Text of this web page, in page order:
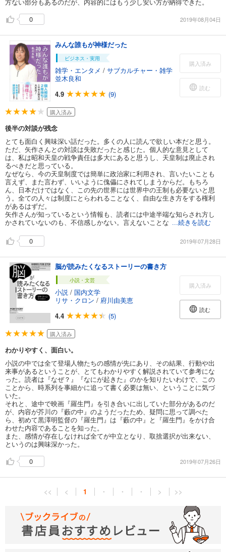
0
2019年08月04日
みんな誰もが神様だった
ビジネス・実用
雑学・エンタメ / サブカルチャー・雑学
並木良和
4.9
(9)
購入済み
読む
購入済み
後半の対談が残念
とても面白く興味深い話だった。多くの人に読んで欲しい本だと思う。
ただ、矢作さんとの対談は失敗だったと感じた。個人的な意見として
は、私は昭和天皇の戦争責任は多大にあると思うし、天皇制は廃止され
るべきだと思っている。
なぜなら、今の天皇制度では簡単に政治家に利用され、言いたいことも
言えず、また言わず、いいように傀儡にされてしまうからだ。もちろ
ん、日本だけではなく、この先の世界には世界中の王制も必要ないと思
う。全ての人々は制度にとらわれることなく、自由な生き方をする権利
があるはずだ。
矢作さんが知っているという情報も、読者には中途半端な知らされ方し
かされていないのも、不信感しかない。言えないことな ...続きを読む
0 2019年07月28日
脳が読みたくなるストーリーの書き方
小説・文芸
小説 / 国内文学
リサ・クロン / 府川由美恵
4.4
(5)
購入済み
読む
購入済み
わかりやすく、面白い。
小説の中では全て登場人物たちの感情が先にあり、その結果、行動や出
来事があるということが、とてもわかりやすく解説されていて参考にな
った。読者は『なぜ？』『なにが起きた』のかを知りたいわけで、この
ことから、時系列を事細かに追って書く必要は無い、ということに気づ
いた。
それと、途中で映画『羅生門』を引き合いに出していた部分があるのだ
が、内容が芥川の『藪の中』のようだったため、疑問に思って調べた
ら、初めて黒澤明監督の『羅生門』は『藪の中』と『羅生門』をかけ合
わせた内容であることを知った。
また、感情が存在しなければ全てが中立となり、取捨選択が出来ない、
というのは興味深かった。
0
2019年07月26日
<< < 1 ・ ・ ・ > >>